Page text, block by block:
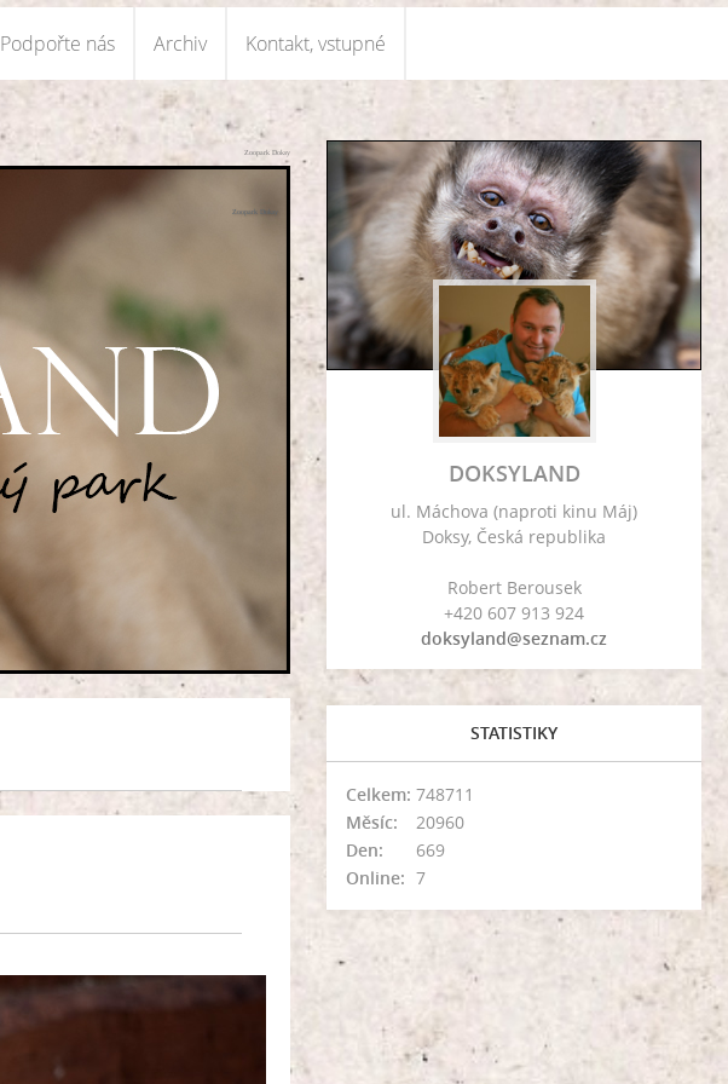
Podpořte nás Archiv Kontakt, vstupné
Zoopark Doksy
Zoopark Doksy
DOKSYLAND
ul. Máchova (naproti kinu Máj)
Doksy, Česká republika
Robert Berousek
+420 607 913 924
doksyland@seznam.cz
STATISTIKY
Online: 7
Celkem: 748711
Měsíc:
20960
Den:
669